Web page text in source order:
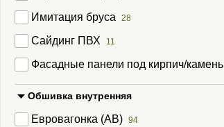
Имитация бруса 28
Сайдинг ПВХ 11
Фасадные панели под кирпич/камень
Обшивка внутренняя
Евровагонка (АВ) 94